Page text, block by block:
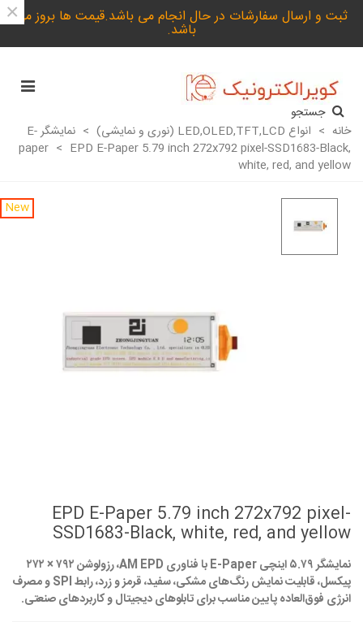
ثبت و ارسال سفارشات در حال انجام می باشد.قیمت ها بروز می
باشد.
×
جستجو
خانه > انواع LED,OLED,TFT,LCD (نوری و نمایشی) >
نمایشگر E-
paper > EPD E-Paper 5.79 inch 272x792 pixel-SSD1683-Black,
white, red, and yellow
New
EPD E-Paper 5.79 inch 272x792 pixel-
SSD1683-Black, white, red, and yellow
نمایشگر ۵.۷۹ اینچی E-Paper با فناوری AM EPD، رزولوشن ۷۹۲ × ۲۷۲
پیکسل، قابلیت نمایش رنگ‌های مشکی، سفید، قرمز و زرد، رابط SPI و مصرف
انرژی فوق‌العاده پایین مناسب برای تابلوهای دیجیتال و کاربردهای صنعتی.